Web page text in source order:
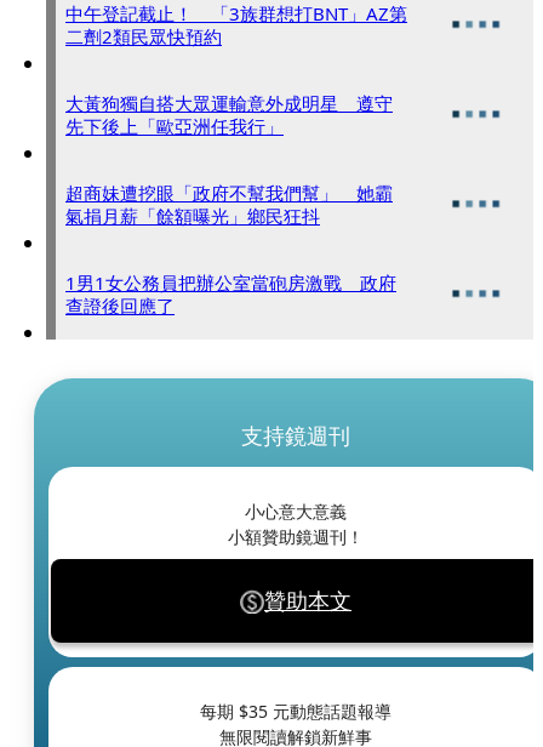
中午登記截止！ 「3族群想打BNT」AZ第
二劑2類民眾快預約
大黃狗獨自搭大眾運輸意外成明星 遵守
先下後上「歐亞洲任我行」
超商妹遭挖眼「政府不幫我們幫」 她霸
氣捐月薪「餘額曝光」鄉民狂抖
1男1女公務員把辦公室當砲房激戰 政府
查證後回應了
支持鏡週刊
小心意大意義
小額贊助鏡週刊！
贊助本文
每期 $35 元動態話題報導
無限閱讀解鎖新鮮事